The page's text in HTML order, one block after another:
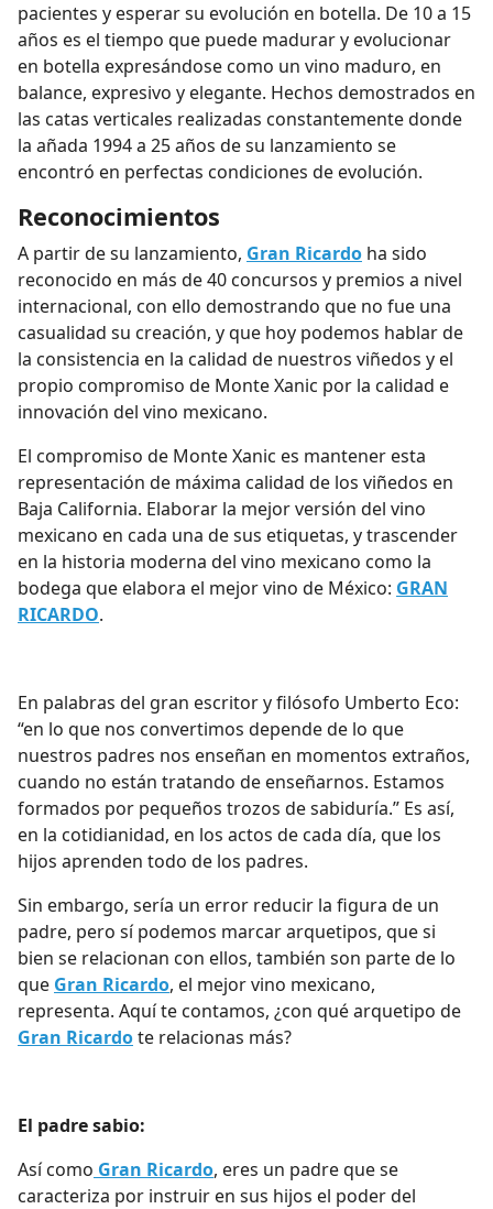
pacientes y esperar su evolución en botella. De 10 a 15
años es el tiempo que puede madurar y evolucionar
en botella expresándose como un vino maduro, en
balance, expresivo y elegante. Hechos demostrados en
las catas verticales realizadas constantemente donde
la añada 1994 a 25 años de su lanzamiento se
encontró en perfectas condiciones de evolución.
Reconocimientos
A partir de su lanzamiento, Gran Ricardo ha sido
reconocido en más de 40 concursos y premios a nivel
internacional, con ello demostrando que no fue una
casualidad su creación, y que hoy podemos hablar de
la consistencia en la calidad de nuestros viñedos y el
propio compromiso de Monte Xanic por la calidad e
innovación del vino mexicano.
El compromiso de Monte Xanic es mantener esta
representación de máxima calidad de los viñedos en
Baja California. Elaborar la mejor versión del vino
mexicano en cada una de sus etiquetas, y trascender
en la historia moderna del vino mexicano como la
bodega que elabora el mejor vino de México: GRAN
RICARDO.
En palabras del gran escritor y filósofo Umberto Eco:
“en lo que nos convertimos depende de lo que
nuestros padres nos enseñan en momentos extraños,
cuando no están tratando de enseñarnos. Estamos
formados por pequeños trozos de sabiduría.” Es así,
en la cotidianidad, en los actos de cada día, que los
hijos aprenden todo de los padres.
Sin embargo, sería un error reducir la figura de un
padre, pero sí podemos marcar arquetipos, que si
bien se relacionan con ellos, también son parte de lo
que Gran Ricardo, el mejor vino mexicano,
representa. Aquí te contamos, ¿con qué arquetipo de
Gran Ricardote relacionas más?
El padre sabio:
Así como Gran Ricardo, eres un padre que se
caracteriza por instruir en sus hijos el poder del